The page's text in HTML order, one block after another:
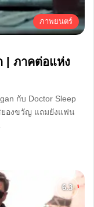
ภาพยนตร์
| ภาคต่อแห่ง
กับ Doctor Sleep
องขวัญ แถมยังแฟน